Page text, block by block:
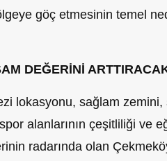
göç etmesinin temel
DEĞERİNİ
lokasyonu, sağlam
alanlarının çeşitliliği ve
radarında olan